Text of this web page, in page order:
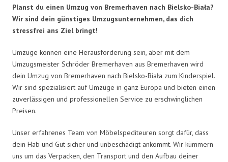
Planst du einen Umzug von Bremerhaven nach Bielsko-Biała?
Wir sind dein günstiges Umzugsunternehmen, das dich
stressfrei ans Ziel bringt!
Umzüge können eine Herausforderung sein, aber mit dem
Umzugsmeister Schröder Bremerhaven aus Bremerhaven wird
dein Umzug von Bremerhaven nach Bielsko-Biała zum Kinderspiel.
Wir sind spezialisiert auf Umzüge in ganz Europa und bieten einen
zuverlässigen und professionellen Service zu erschwinglichen
Preisen.
Unser erfahrenes Team von Möbelspediteuren sorgt dafür, dass
dein Hab und Gut sicher und unbeschädigt ankommt. Wir kümmern
uns um das Verpacken, den Transport und den Aufbau deiner